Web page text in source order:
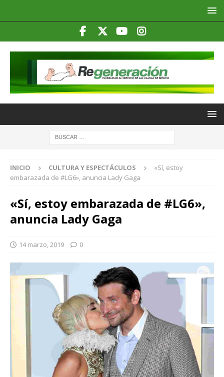
INICIO CULTURA Y ESPECTÁCULOS
«Sí, estoy
embarazada de #LG6», anuncia Lady Gaga
«Sí, estoy embarazada de #LG6»,
anuncia Lady Gaga
14 marzo, 2019 0